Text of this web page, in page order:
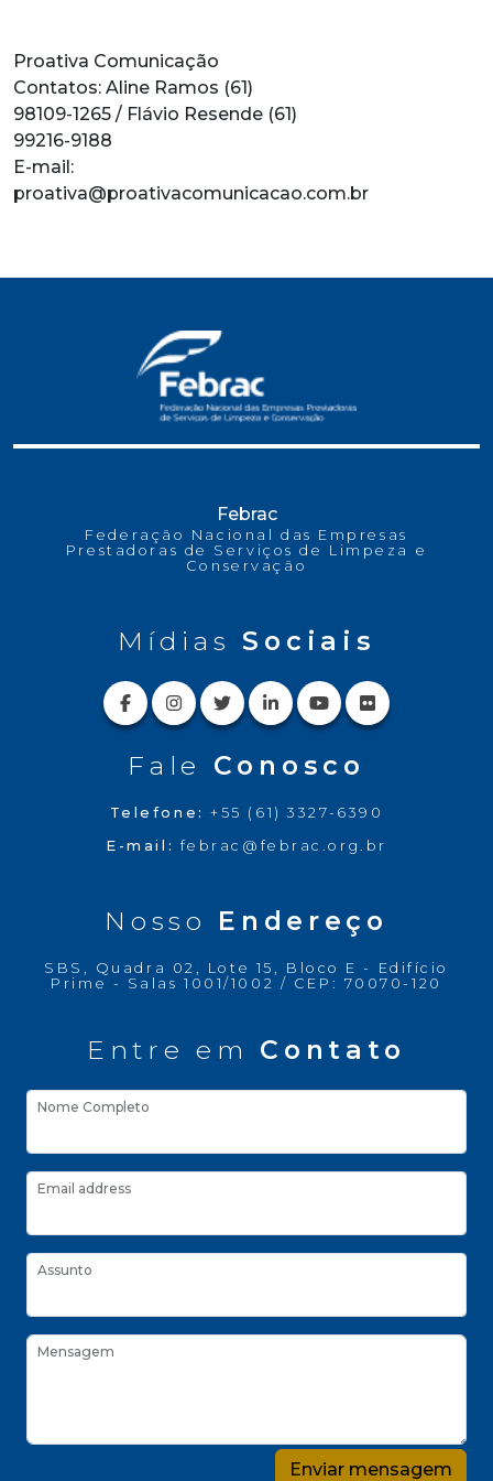
Proativa Comunicação
Contatos: Aline Ramos (61)
98109-1265 / Flávio Resende (61)
99216-9188
E-mail:
proativa@proativacomunicacao.com.br
Febrac
Federação Nacional das Empresas
Prestadoras de Serviços de Limpeza e
Conservação
Mídias Sociais
Fale Conosco
Telefone:
+55 (61) 3327-6390
E-mail: febrac@febrac.org.br
Nosso Endereço
SBS, Quadra 02, Lote 15, Bloco E - Edifício
Prime - Salas 1001/1002 / CEP: 70070-120
Entre em Contato
Nome Completo
Email address
Assunto
Mensagem
Enviar mensagem